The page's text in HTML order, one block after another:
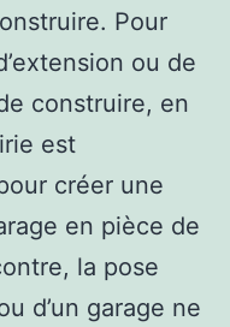
Pour
ou de
construire, en
est
créer une
en pièce de
la pose
d’un garage ne